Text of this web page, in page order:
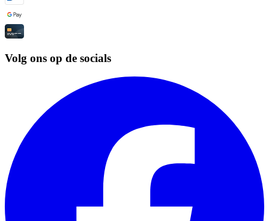
Volg ons op de socials